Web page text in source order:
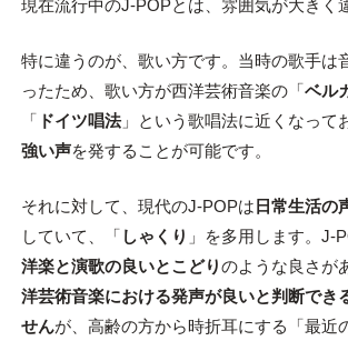
現在流行中のJ-POPとは、雰囲気が大きく
特に違うのが、歌い方です。当時の歌手は
ったため、歌い方が西洋芸術音楽の「ベル
「 ドイツ唱法」という歌唱法に近くなって
強い声を発することが可能です。
それに対して、現代のJ-POPは 日常生活の
していて、「 しゃくり 」を多用します。J-
洋楽と演歌の良いとこどりのような良さが
洋芸術音楽における発声が良いと判断でき
せんが、高齢の方から時折耳にする「最近